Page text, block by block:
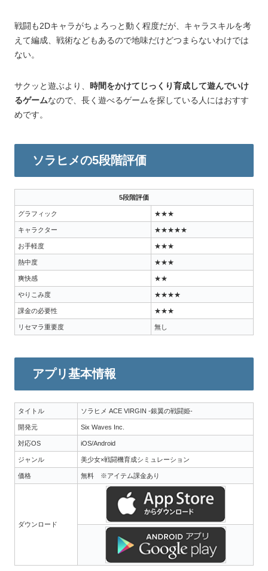
戦闘も2Dキャラがちょろっと動く程度だが、キャラスキルを考
えて編成、戦術などもあるので地味だけどつまらないわけでは
ない。
サクッと遊ぶより、 時間をかけてじっくり育成して遊んでいけ
るゲームなので、長く遊べるゲームを探している人にはおすす
めです。
ソラヒメの5段階評価
5段階評価
グラフィック ★★★
キャラクター ★★★★★
お手軽度 ★★★
熱中度 ★★★
爽快感 ★★
やりこみ度 ★★★★
課金の必要性 ★★★
リセマラ重要度 無し
アプリ基本情報
タイトル ソラヒメ ACE VIRGIN -銀翼の戦闘姫-
開発元 Six Waves Inc.
対応OS iOS/Android
ジャンル 美少女×戦闘機育成シミュレーション
価格 無料 ※アイテム課金あり
ダウンロード